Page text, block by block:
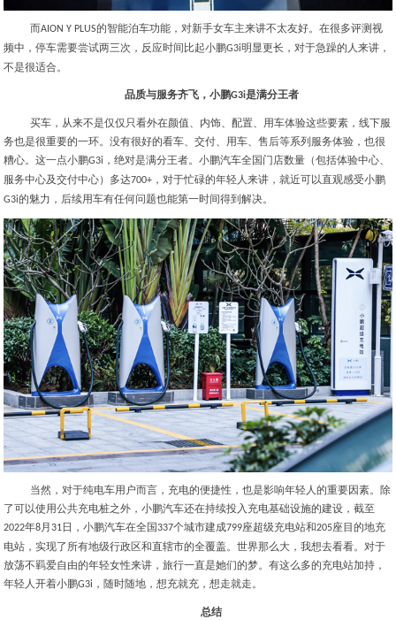
而AION Y PLUS的智能泊车功能，对新手女车主来讲不太友好。在很多评测视
频中，停车需要尝试两三次，反应时间比起小鹏G3i明显更长，对于急躁的人来讲，
不是很适合。
品质与服务齐飞，小鹏G3i是满分王者
买车，从来不是仅仅只看外在颜值、内饰、配置、用车体验这些要素，线下服
务也是很重要的一环。没有很好的看车、交付、用车、售后等系列服务体验，也很
糟心。这一点小鹏G3i ，绝对是满分王者。小鹏汽车全国门店数量（包括体验中心、
服务中心及交付中心）多达700+ ，对于忙碌的年轻人来讲，就近可以直观感受小鹏
G3i的魅力，后续用车有任何问题也能第一时间得到解决。
当然，对于纯电车用户而言，充电的便捷性，也是影响年轻人的重要因素。除
了可以使用公共充电桩之外，小鹏汽车还在持续投入充电基础设施的建设，截至
2022年8月31日，小鹏汽车在全国337个城市建成799座超级充电站和205座目的地充
电站，实现了所有地级行政区和直辖市的全覆盖。世界那么大，我想去看看。对于
放荡不羁爱自由的年轻女性来讲，旅行一直是她们的梦。有这么多的充电站加持，
年轻人开着小鹏G3i ，随时随地，想充就充，想走就走。
总结